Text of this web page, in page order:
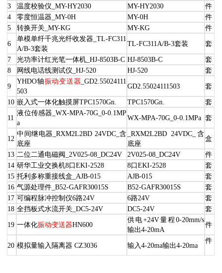
3
温度校验仪_MY-HY2030 MY-HY2030
件
4
零度恒温器_MY-0H MY-0H
件
5
转换开关_MY-KG MY-KG
件
6
单模单纤千兆光纤收发器_TL-FC311
A/B-3套装
TL-FC311A/B-3套装
套
7
光功率计红光笔一体机_HJ-8503B-C HJ-8503B-C
套
8
网线电话线测试仪_HJ-520 HJ-520
套
9
YHDO轴振动变送器 _GD2.55024111
503
GD2.55024111503
套
10 嵌入式一体化触摸屏TPC1570Gn. TPC1570Gn.
套
11
液位传感器_WX-MPA-70G_0-0.1MP
a
WX-MPA-70G_0-0.1MPa 套
12
中间继电器_RXM2L2BD 24VDC_含
底座
_RXM2L2BD 24VDC_含
底座
盒
13 二位二通电磁阀_2V025-08_DC24V 2V025-08_DC24V
件
14 研华工业交换机8口EKI-2528 8口EKI-2528
套
15 托利多称重接线盒_AJB-015 AJB-015
套
16 气源处理件_B52-GAFR30015S B52-GAFR30015S
套
17 可编程脉冲控制仪6路24V 6路24V
套
18 全挡板式水流开关_DC5-24V DC5-24V
套
19 一体化振动变送器HN600
供电+24V量程0-20mm/s
输出4-20mA
件
20 模拟量输入隔离器 CZ3036 输入4-20ma输出4-20ma
件